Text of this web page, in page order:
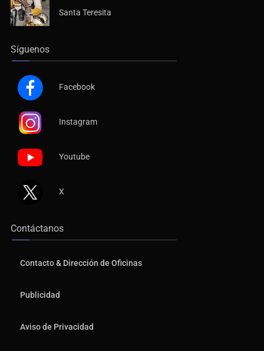
Santa Teresita
Síguenos
Facebook
Instagram
Youtube
X
Contáctanos
Contacto & Dirección de Oficinas
Publicidad
Aviso de Privacidad